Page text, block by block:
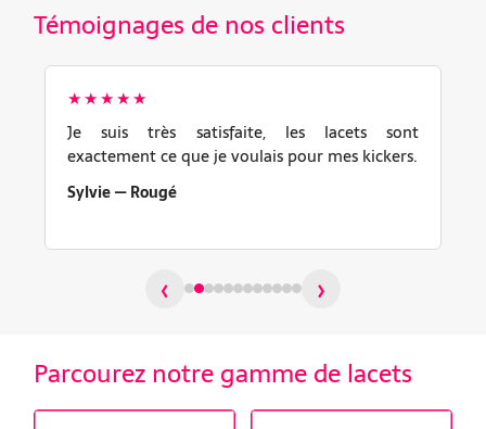
Témoignages de nos clients
★★★★★
Je suis très satisfaite, les lacets sont
exactement ce que je voulais pour mes kickers.
Sylvie — Rougé
‹ ›
Parcourez notre gamme de lacets